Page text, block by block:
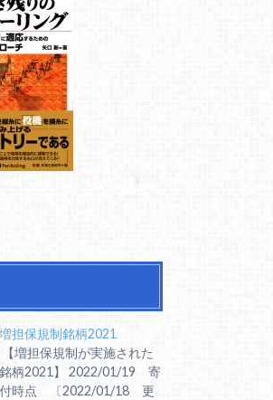
増担保規制銘柄2021
【増担保規制が実施された
銘柄2021】 2022/01/19 寄
付時点 〔2022/01/18 更